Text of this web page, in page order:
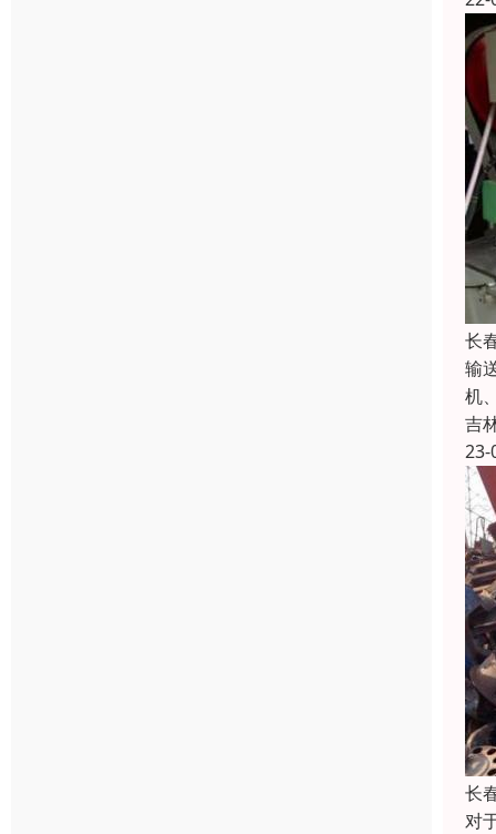
长
输
机
吉
23-
长
对